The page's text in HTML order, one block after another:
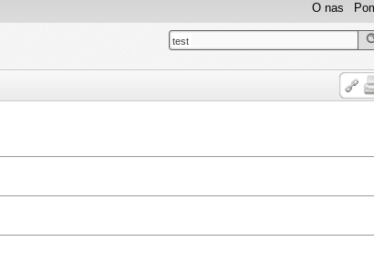
O nas
test